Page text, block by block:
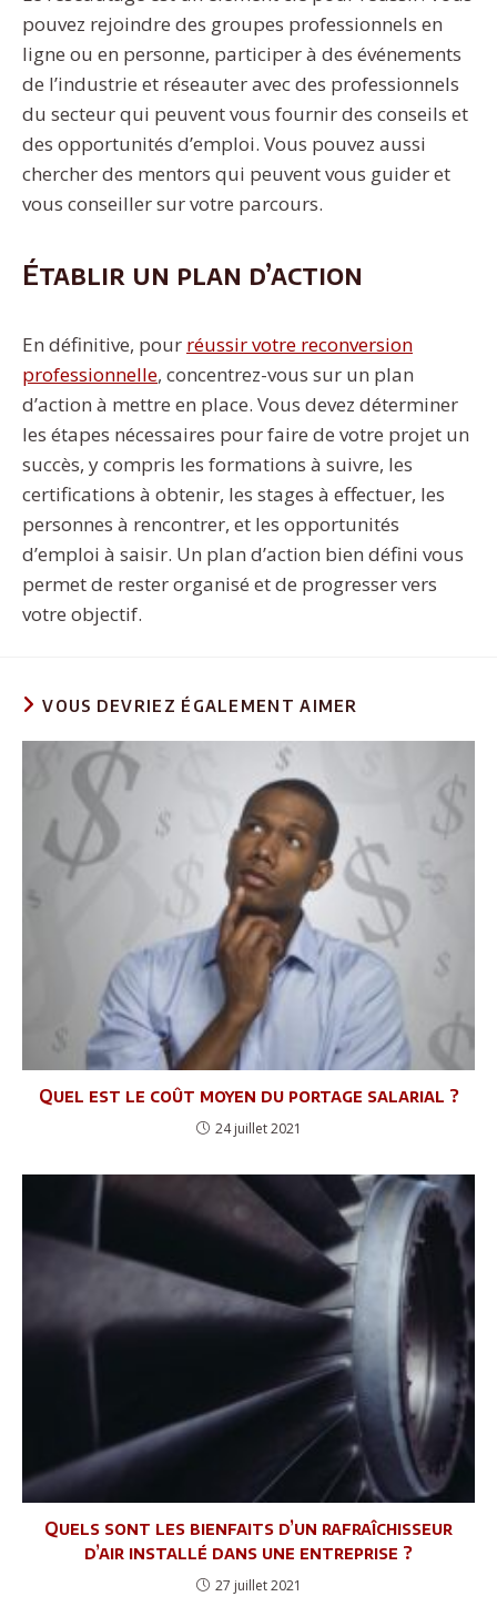
pouvez rejoindre des groupes professionnels en
ligne ou en personne, participer à des événements
de l’industrie et réseauter avec des professionnels
du secteur qui peuvent vous fournir des conseils et
des opportunités d’emploi. Vous pouvez aussi
chercher des mentors qui peuvent vous guider et
vous conseiller sur votre parcours.
Établir un plan d’action
En définitive, pour réussir votre reconversion
professionnelle, concentrez-vous sur un plan
d’action à mettre en place. Vous devez déterminer
les étapes nécessaires pour faire de votre projet un
succès, y compris les formations à suivre, les
certifications à obtenir, les stages à effectuer, les
personnes à rencontrer, et les opportunités
d’emploi à saisir. Un plan d’action bien défini vous
permet de rester organisé et de progresser vers
votre objectif.
VOUS DEVRIEZ ÉGALEMENT AIMER
Quel est le coût moyen du portage salarial ?
24 juillet 2021
Quels sont les bienfaits d’un rafraîchisseur
d’air installé dans une entreprise ?
27 juillet 2021